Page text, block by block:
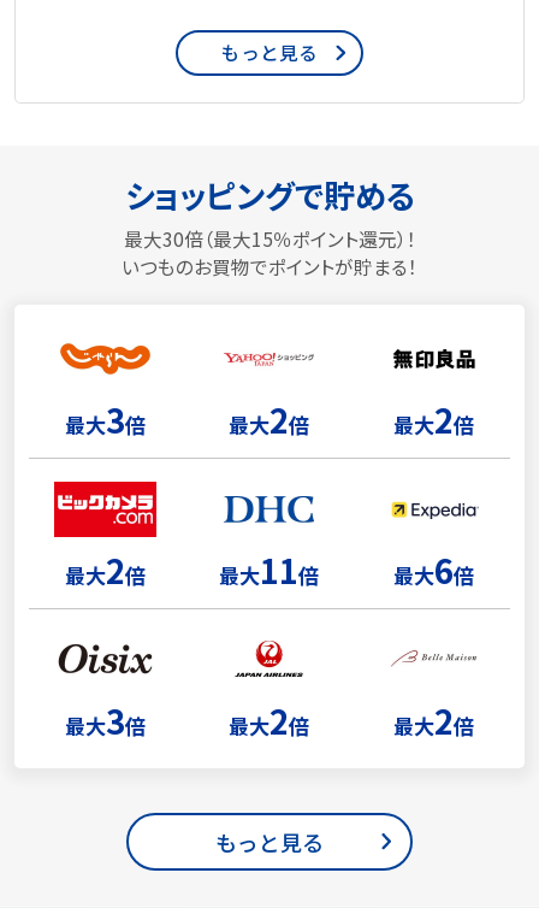
もっと見る
ショッピングで貯める
最大30倍（最大15％ポイント還元）！
いつものお買物でポイントが貯まる！
最大3倍 最大2倍 最大2倍
最大2倍 最大11倍 最大6倍
最大3倍 最大2倍 最大2倍
もっと見る